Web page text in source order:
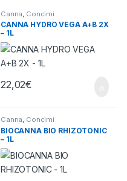
Canna Concimi
CANNA HYDRO VEGA A+B 2X
– 1L
22,02€
Canna, Concimi
BIOCANNA BIO RHIZOTONIC
– 1L